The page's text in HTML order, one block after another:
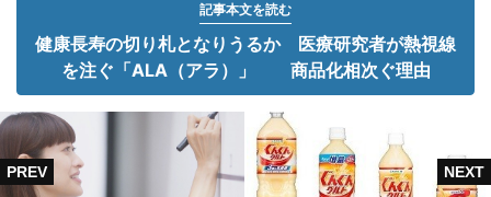
記事本文を読む
健康長寿の切り札となりうるか 医療研究者が熱視線
を注ぐ「ALA（アラ）」 商品化相次ぐ理由